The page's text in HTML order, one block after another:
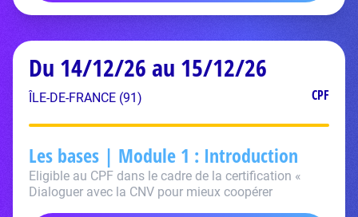
Du 14/12/26 au 15/12/26
ÎLE-DE-FRANCE (91) CPF
Les bases | Module 1 : Introduction
Eligible au CPF dans le cadre de la certification «
Dialoguer avec la CNV pour mieux coopérer